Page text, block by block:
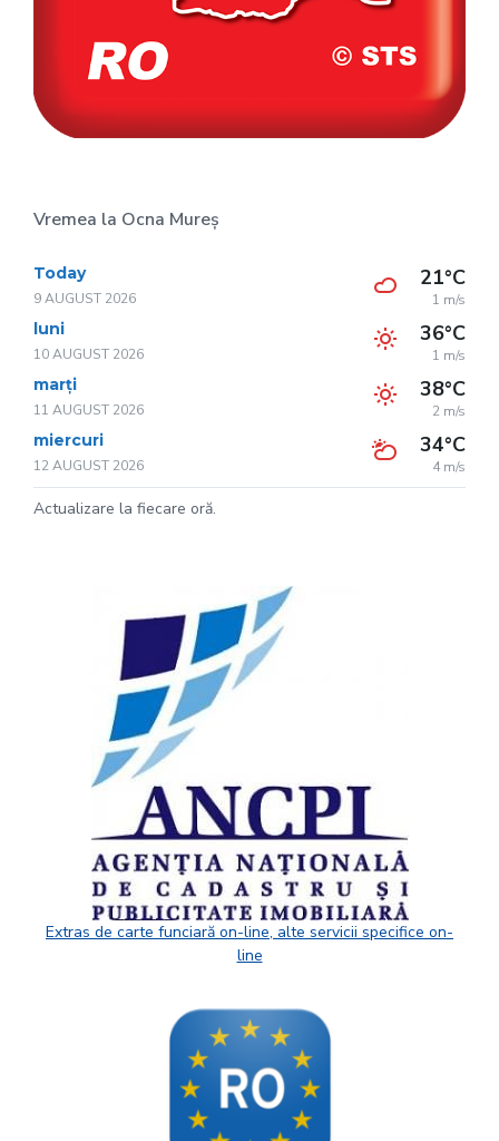
Vremea la Ocna Mureș
Today
9 AUGUST 2026
21°C
1 m/s
luni
10 AUGUST 2026
36°C
1 m/s
marți
11 AUGUST 2026
38°C
2 m/s
miercuri
12 AUGUST 2026
34°C
4 m/s
Actualizare la fiecare oră.
Extras de carte funciară on-line, alte servicii specifice on-
line